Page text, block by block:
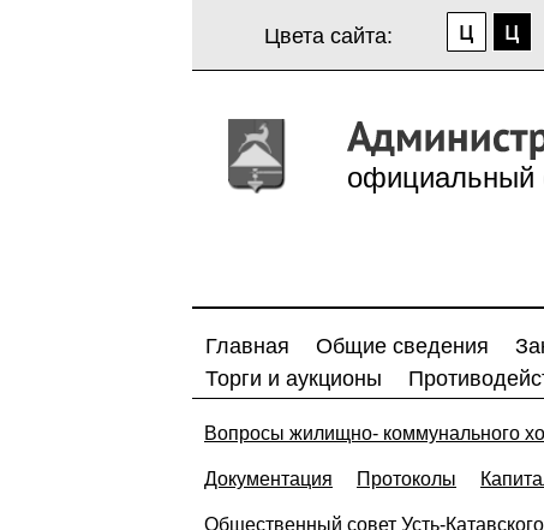
Цвета сайта:
официальный
Главная Общие сведения
Торги и аукционы
Вопросы жилищно- коммунального
Документация Протоколы
Общественный совет Усть-Катавского